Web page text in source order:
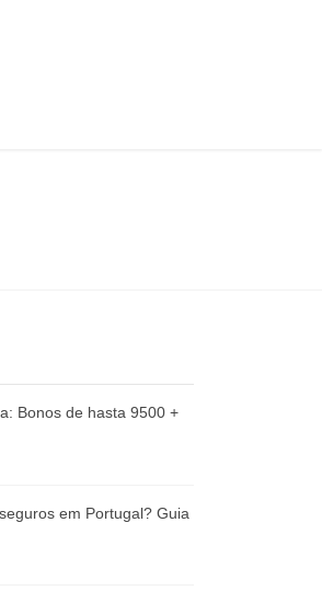
Bonos de hasta 9500 +
em Portugal? Guia